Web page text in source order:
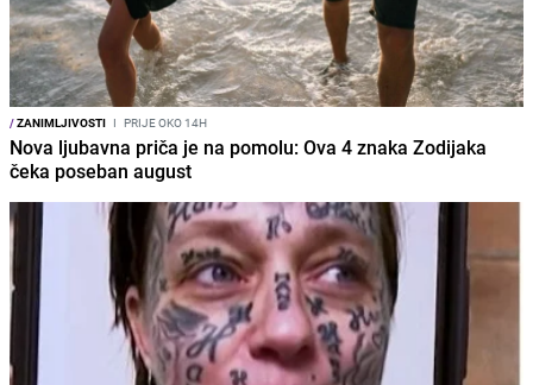
/ZANIMLJIVOSTI I PRIJE OKO 14H
Nova ljubavna priča je na pomolu: Ova 4 znaka Zodijaka
čeka poseban august